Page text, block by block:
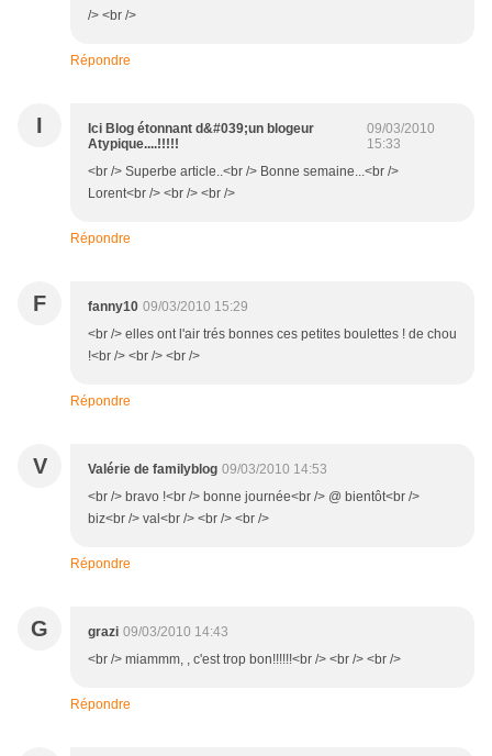
/> <br />
Répondre
I
Ici Blog étonnant d&#039;un blogeur
Atypique....!!!!!
09/03/2010
15:33
<br /> Superbe article..<br /> Bonne semaine...<br />
Lorent<br /> <br /> <br />
Répondre
F fanny10 09/03/2010 15:29
<br /> elles ont l'air trés bonnes ces petites boulettes ! de chou
!<br /> <br /> <br />
Répondre
V Valérie de familyblog 09/03/2010 14:53
<br /> bravo !<br /> bonne journée<br /> @ bientôt<br />
biz<br /> val<br /> <br /> <br />
Répondre
G grazi 09/03/2010 14:43
<br /> miammm, , c'est trop bon!!!!!!<br /> <br /> <br />
Répondre